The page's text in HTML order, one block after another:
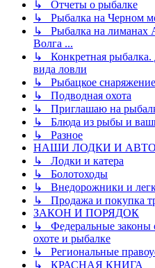
↳ Отчеты о рыбалке
↳ Рыбалка на Черном
↳ Рыбалка на лиманах
Волга ...
↳ Конкретная рыбалка.
вида ловли
↳ Рыбацкое
↳ Подводная охота
↳ Приглашаю на
↳ Блюда из рыбы и
↳ Разное
НАШИ ЛОДКИ И АВТО
↳ Лодки и катера
↳ Болотоходы
↳ Внедорожники и
↳ Продажа и покупка
ЗАКОН И ПОРЯДОК
↳ Федеральные законы
охоте и рыбалке
↳ Региональные
↳ КРАСНАЯ КНИГА